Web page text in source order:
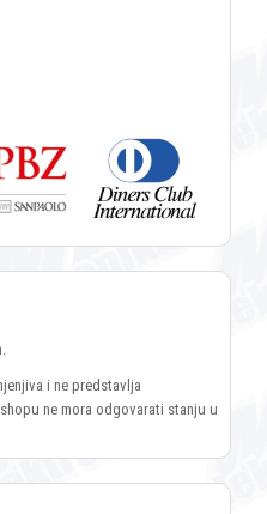
i ne predstavlja
ne mora odgovarati stanju u